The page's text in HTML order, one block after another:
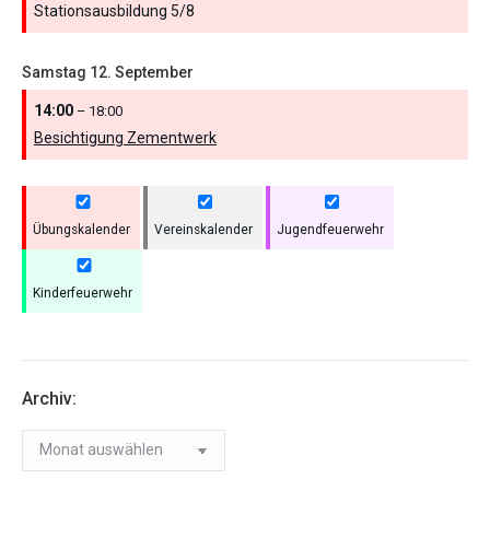
Stationsausbildung 5/8
Samstag 12. September
14:00 – 18:00
Besichtigung Zementwerk
Übungskalender Vereinskalender Jugendfeuerwehr
Kinderfeuerwehr
Archiv:
Archiv: